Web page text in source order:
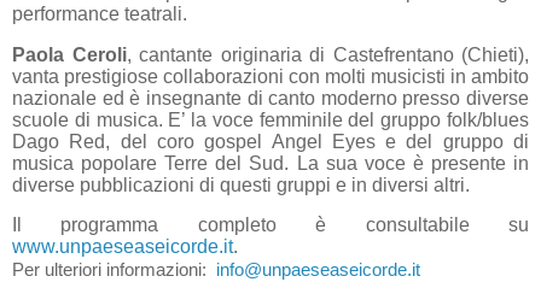
performance teatrali.
Paola Ceroli, cantante originaria di Castefrentano (Chieti),
vanta prestigiose collaborazioni con molti musicisti in ambito
nazionale ed è insegnante di canto moderno presso diverse
scuole di musica. E’ la voce femminile del gruppo folk/blues
Dago Red, del coro gospel Angel Eyes e del gruppo di
musica popolare Terre del Sud. La sua voce è presente in
diverse pubblicazioni di questi gruppi e in diversi altri.
Il programma completo è consultabile su
www.unpaeseaseicorde.it.
Per ulteriori informazioni: info@unpaeseaseicorde.it